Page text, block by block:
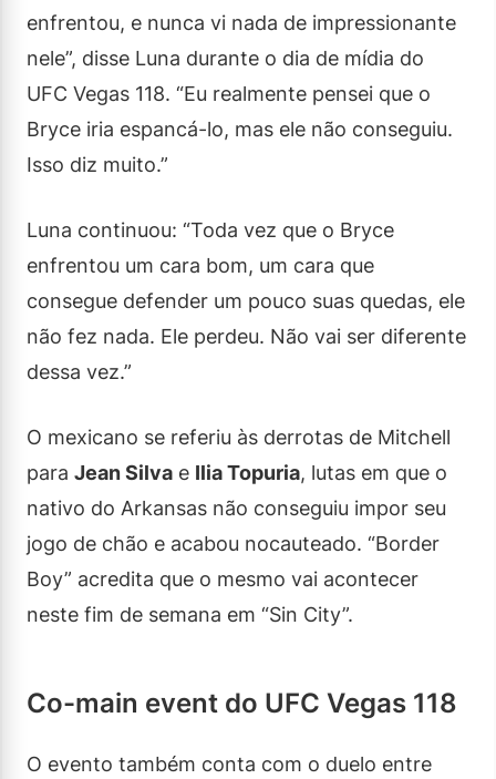
enfrentou, e nunca vi nada de impressionante
nele”, disse Luna durante o dia de mídia do
UFC Vegas 118. “Eu realmente pensei que o
Bryce iria espancá-lo, mas ele não conseguiu.
Isso diz muito.”
Luna continuou: “Toda vez que o Bryce
enfrentou um cara bom, um cara que
consegue defender um pouco suas quedas, ele
não fez nada. Ele perdeu. Não vai ser diferente
dessa vez.”
O mexicano se referiu às derrotas de Mitchell
para Jean Silva e Ilia Topuria, lutas em que o
nativo do Arkansas não conseguiu impor seu
jogo de chão e acabou nocauteado. “Border
Boy” acredita que o mesmo vai acontecer
neste fim de semana em “Sin City”.
Co-main event do UFC Vegas 118
O evento também conta com o duelo entre